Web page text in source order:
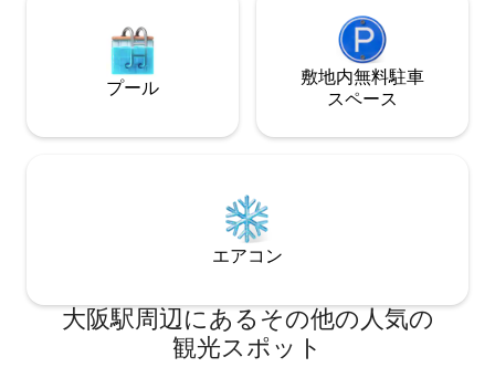
ングは手前からキッチン、ダイニングが
あり、キッチンでは、基本的な調理器具
と調味料（塩・胡椒・オリーブオイル）
がご自由にお使いいただけます。 奥のリ
な他、ソファでくつろぎながらテ
間。 広島まで約2時間。 近く
ニ、スーパーマー
園、コインパーキ
プール
敷地内無料駐⁠車
ス⁠ペ⁠ー⁠ス
エアコン
大阪駅⁠周⁠辺⁠に⁠あ⁠るそ⁠の⁠他⁠の人⁠気⁠の
観⁠光⁠ス⁠ポ⁠ッ⁠ト